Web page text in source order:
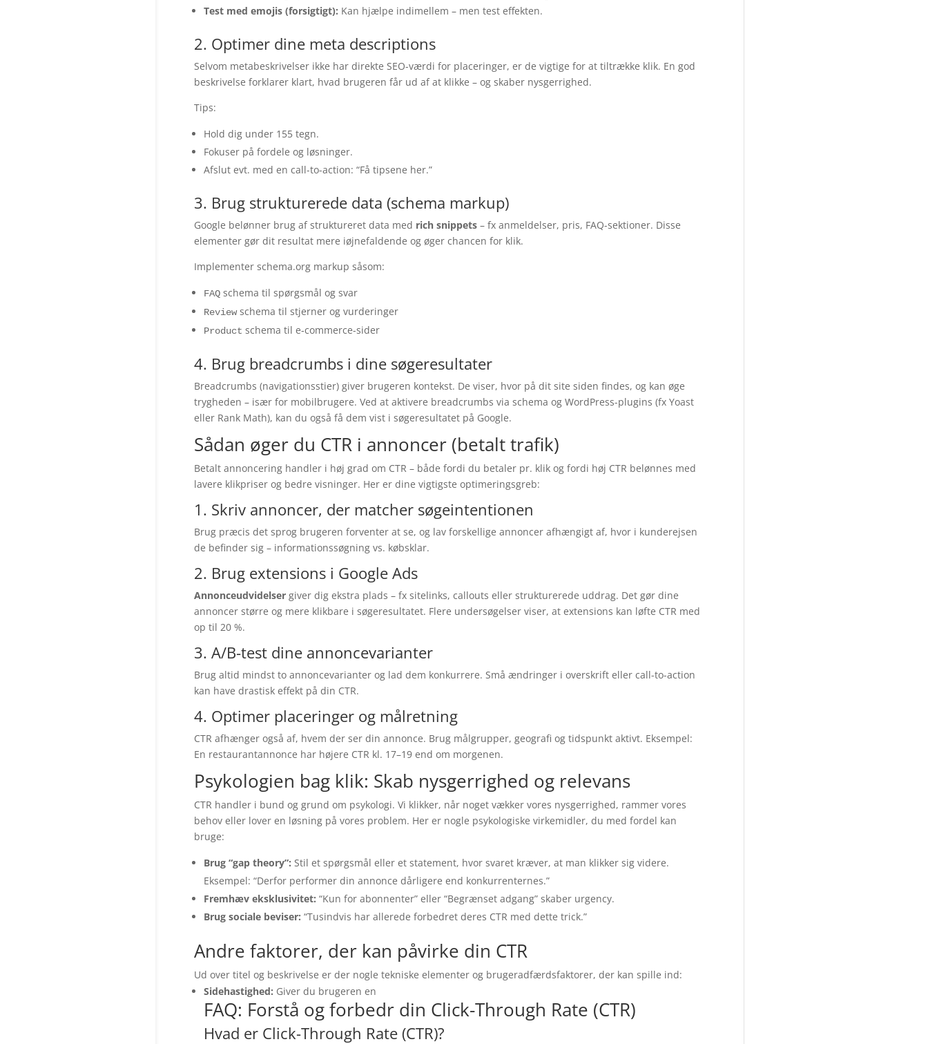
Test med emojis (forsigtigt): Kan hjælpe indimellem – men test effekten.
2. Optimer dine meta descriptions
Selvom metabeskrivelser ikke har direkte SEO-værdi for placeringer, er de vigtige for at tiltrække klik. En god
beskrivelse forklarer klart, hvad brugeren får ud af at klikke – og skaber nysgerrighed.
Tips:
Hold dig under 155 tegn.
Fokuser på fordele og løsninger.
Afslut evt. med en call-to-action: “Få tipsene her.”
3. Brug strukturerede data (schema markup)
Google belønner brug af struktureret data med rich snippets– fx anmeldelser, pris, FAQ-sektioner. Disse
elementer gør dit resultat mere iøjnefaldende og øger chancen for klik.
Implementer schema.org markup såsom:
FAQschema til spørgsmål og svar
Reviewschema til stjerner og vurderinger
Product schema til e‑commerce-sider
4. Brug breadcrumbs i dine søgeresultater
Breadcrumbs (navigationsstier) giver brugeren kontekst. De viser, hvor på dit site siden findes, og kan øge
trygheden – især for mobilbrugere. Ved at aktivere breadcrumbs via schema og WordPress-plugins (fx Yoast
eller Rank Math), kan du også få dem vist i søgeresultatet på Google.
Sådan øger du CTR i annoncer (betalt trafik)
Betalt annoncering handler i høj grad om CTR – både fordi du betaler pr. klik og fordi høj CTR belønnes med
lavere klikpriser og bedre visninger. Her er dine vigtigste optimeringsgreb:
1. Skriv annoncer, der matcher søgeintentionen
Brug præcis det sprog brugeren forventer at se, og lav forskellige annoncer afhængigt af, hvor i kunderejsen
de befinder sig – informationssøgning vs. købsklar.
2. Brug extensions i Google Ads
Annonceudvidelsergiver dig ekstra plads – fx sitelinks, callouts eller strukturerede uddrag. Det gør dine
annoncer større og mere klikbare i søgeresultatet. Flere undersøgelser viser, at extensions kan løfte CTR med
op til 20 %.
3. A/B-test dine annoncevarianter
Brug altid mindst to annoncevarianter og lad dem konkurrere. Små ændringer i overskrift eller call-to-action
kan have drastisk effekt på din CTR.
4. Optimer placeringer og målretning
CTR afhænger også af, hvem der ser din annonce. Brug målgrupper, geografi og tidspunkt aktivt. Eksempel:
En restaurantannonce har højere CTR kl. 17–19 end om morgenen.
Psykologien bag klik: Skab nysgerrighed og relevans
CTR handler i bund og grund om psykologi. Vi klikker, når noget vækker vores nysgerrighed, rammer vores
behov eller lover en løsning på vores problem. Her er nogle psykologiske virkemidler, du med fordel kan
bruge:
Brug “gap theory”: Stil et spørgsmål eller et statement, hvor svaret kræver, at man klikker sig videre.
Eksempel: “Derfor performer din annonce dårligere end konkurrenternes.”
Fremhæv eksklusivitet: “Kun for abonnenter” eller “Begrænset adgang” skaber urgency.
Brug sociale beviser: “Tusindvis har allerede forbedret deres CTR med dette trick.”
Andre faktorer, der kan påvirke din CTR
Ud over titel og beskrivelse er der nogle tekniske elementer og brugeradfærdsfaktorer, der kan spille ind:
Sidehastighed: Giver du brugeren en
FAQ: Forstå og forbedr din Click-Through Rate (CTR)
Hvad er Click-Through Rate (CTR)?